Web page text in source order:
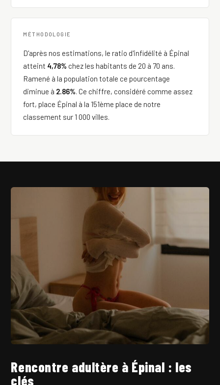
MÉTHODOLOGIE
D'après nos estimations, le ratio d'infidélité à Épinal
atteint 4,78% chez les habitants de 20 à 70 ans.
Ramené à la population totale ce pourcentage
diminue à 2.86%. Ce chiffre, considéré comme assez
fort, place Épinal à la 151ème place de notre
classement sur 1 000 villes.
Rencontre adultère à Épinal : les
clés